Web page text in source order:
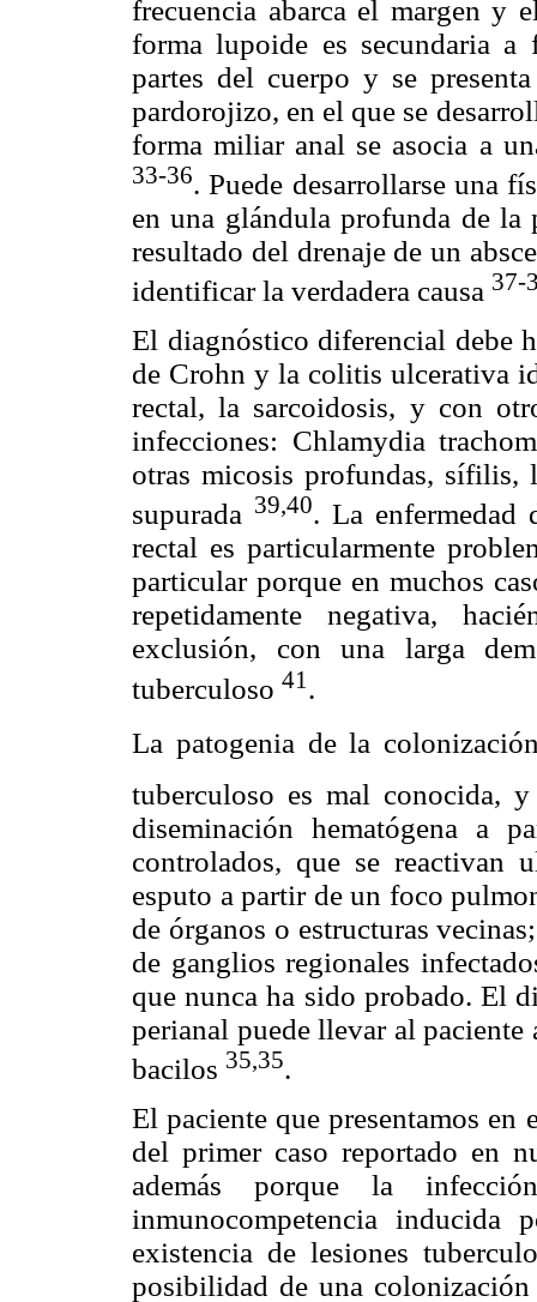
frecuencia abarca el margen y
forma lupoide es secundaria a
partes del cuerpo y se
pardorojizo, en el que se
forma miliar anal se asocia a
33-36. Puede desarrollarse una
en una glándula profunda de la
resultado del drenaje de un
identificar la verdadera causa 37-
El diagnóstico diferencial debe
de Crohn y la colitis ulcerativa
rectal, la sarcoidosis, y con
infecciones: Chlamydia
otras micosis profundas, sífilis,
supurada 39,40. La enfermedad
rectal es particularmente
particular porque en muchos
repetidamente negativa,
exclusión, con una larga
tuberculoso 41 .
La patogenia de la
tuberculoso es mal conocida,
diseminación hematógena a
controlados, que se reactivan
esputo a partir de un foco
de órganos o estructuras
de ganglios regionales
que nunca ha sido probado. El
perianal puede llevar al
bacilos 35,35.
El paciente que presentamos en
del primer caso reportado en
además porque la
inmunocompetencia
existencia de lesiones
posibilidad de una colonización